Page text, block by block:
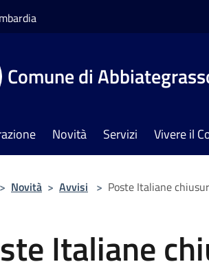
Comune di
Novità Servizi Vivere il
> Novità > Avvisi > Poste Italiane
Italiane